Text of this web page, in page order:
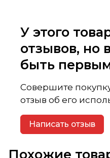
У этого
отзывов, но
быть
Совершите
отзыв об его
Написать отзыв
Похожие